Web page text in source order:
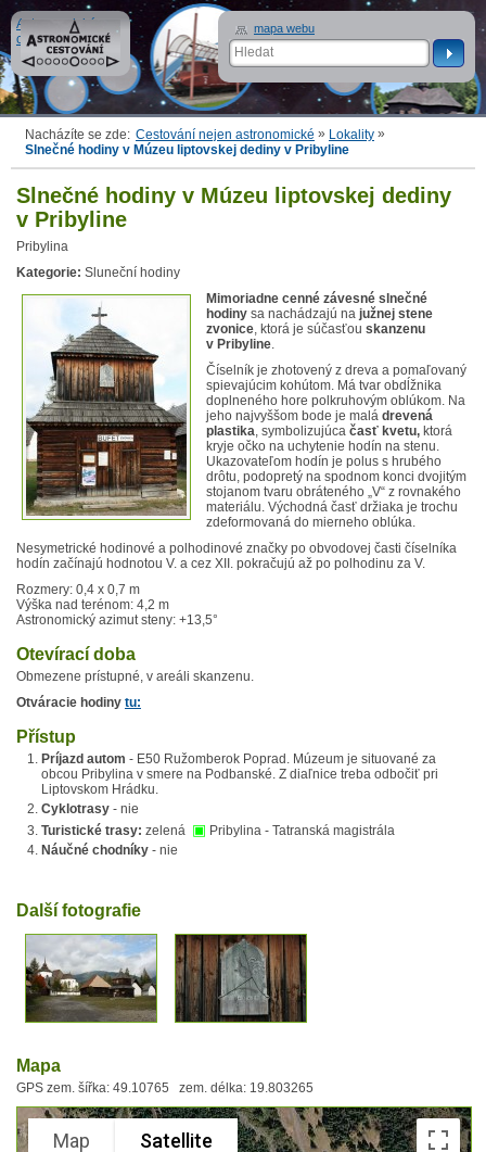
Astronomické
cestování
Nacházíte se zde: Cestování nejen astronomické » Lokality »
Slnečné hodiny v Múzeu liptovskej dediny v Pribyline
Slnečné hodiny v Múzeu liptovskej dediny
v Pribyline
Pribylina
Kategorie: Sluneční hodiny
Mimoriadne cenné závesné slnečné
hodiny sa nachádzajú na južnej stene
zvonice, ktorá je súčasťou skanzenu
v Pribyline.
Číselník je zhotovený z dreva a pomaľovaný
spievajúcim kohútom. Má tvar obdĺžnika
doplneného hore polkruhovým oblúkom. Na
jeho najvyššom bode je malá drevená
plastika, symbolizujúca časť kvetu, ktorá
kryje očko na uchytenie hodín na stenu.
Ukazovateľom hodín je polus s hrubého
drôtu, podopretý na spodnom konci dvojitým
stojanom tvaru obráteného „V“ z rovnakého
materiálu. Východná časť držiaka je trochu
zdeformovaná do mierneho oblúka.
Nesymetrické hodinové a polhodinové značky po obvodovej časti číselníka
hodín začínajú hodnotou V. a cez XII. pokračujú až po polhodinu za V.
Rozmery: 0,4 x 0,7 m
Výška nad terénom: 4,2 m
Astronomický azimut steny: +13,5°
Otevírací doba
Obmezene prístupné, v areáli skanzenu.
Otváracie hodiny tu:
Přístup
Príjazd autom - E50 Ružomberok Poprad. Múzeum je situované za
obcou Pribylina v smere na Podbanské. Z diaľnice treba odbočiť pri
Liptovskom Hrádku.
Cyklotrasy - nie
Turistické trasy: zelená ▣ Pribylina - Tatranská magistrála
Náučné chodníky - nie
Další fotografie
Mapa
GPS zem. šířka: 49.10765 zem. délka: 19.803265
Map Satellite
mapa webu